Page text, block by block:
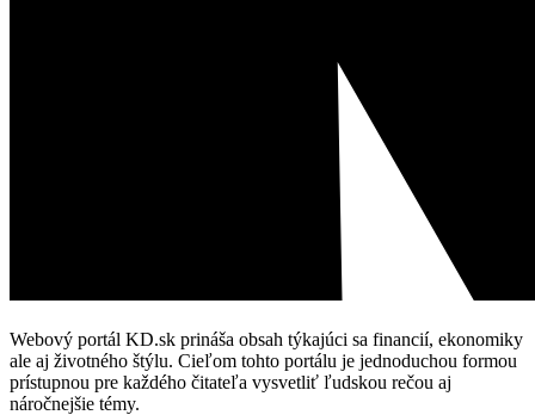
Webový portál KD.sk prináša obsah týkajúci sa financií, ekonomiky
ale aj životného štýlu. Cieľom tohto portálu je jednoduchou formou
prístupnou pre každého čitateľa vysvetliť ľudskou rečou aj
náročnejšie témy.